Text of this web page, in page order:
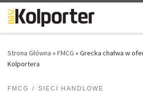
Skip to content
Strona Główna »FMCG »Grecka chałwa w
Kolportera
FMCG SIECI HANDLOWE